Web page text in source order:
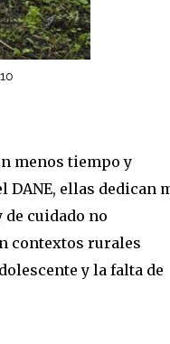
menos tiempo y
ellas dedican
cuidado no
contextos rurales
y la falta de